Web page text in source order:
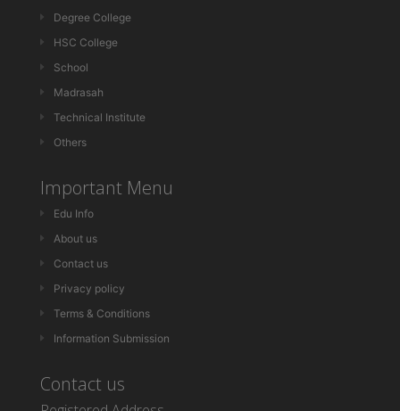
Degree College
HSC College
School
Madrasah
Technical Institute
Others
Important Menu
Edu Info
About us
Contact us
Privacy policy
Terms & Conditions
Information Submission
Contact us